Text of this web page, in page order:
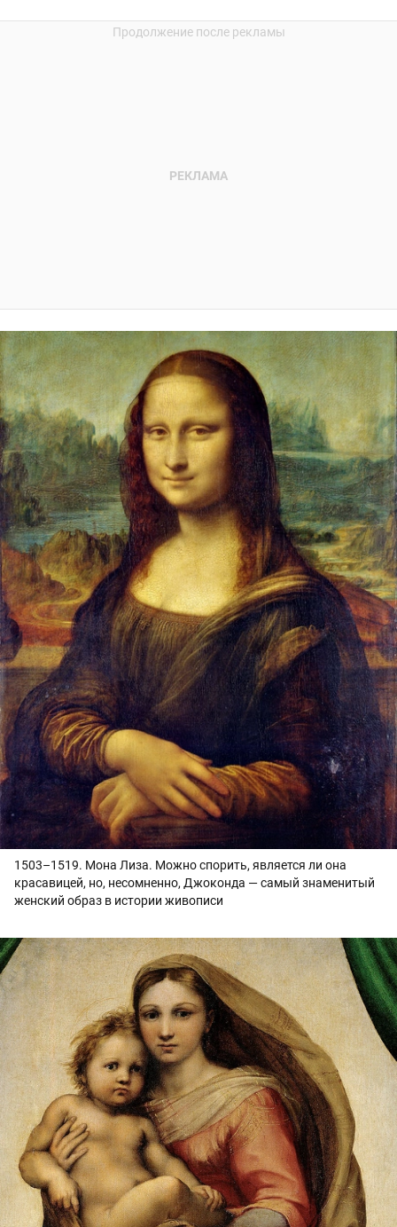
1503–1519. Мона Лиза. Можно спорить, является ли она
красавицей, но, несомненно, Джоконда — самый знаменитый
женский образ в истории живописи